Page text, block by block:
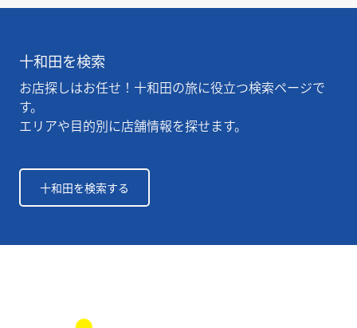
十和田を検索
お店探しはお任せ！十和田の旅に役立つ検索ページで
す。
エリアや目的別に店舗情報を探せます。
十和田を検索する